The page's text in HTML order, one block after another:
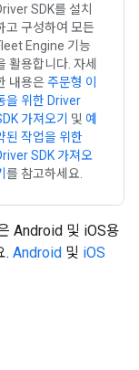
SDK를 설치
고 구성하여 모든
Engine 기능
활용합니다. 자세
내용은 주문형 이
을 위한 Driver
가져오기 및 예
된 작업을 위한
SDK 가져오
를 참고하세요.
Android 및 iOS용
. Android 및 iOS